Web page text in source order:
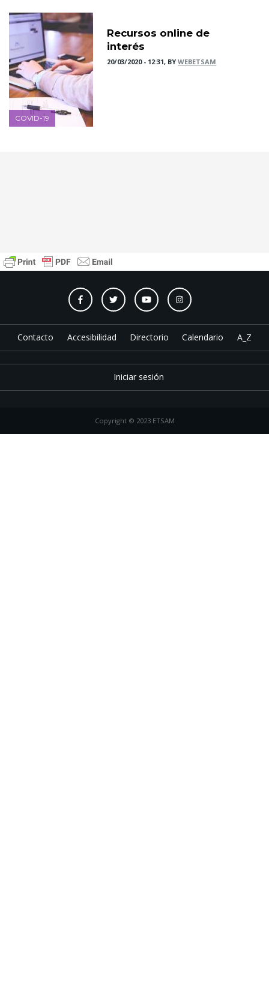
COVID-19
Recursos online de
interés
20/03/2020 - 12:31, BYWEBETSAM
Contacto Accesibilidad Directorio Calendario A_Z
Iniciar sesión
Copyright © 2023 ETSAM